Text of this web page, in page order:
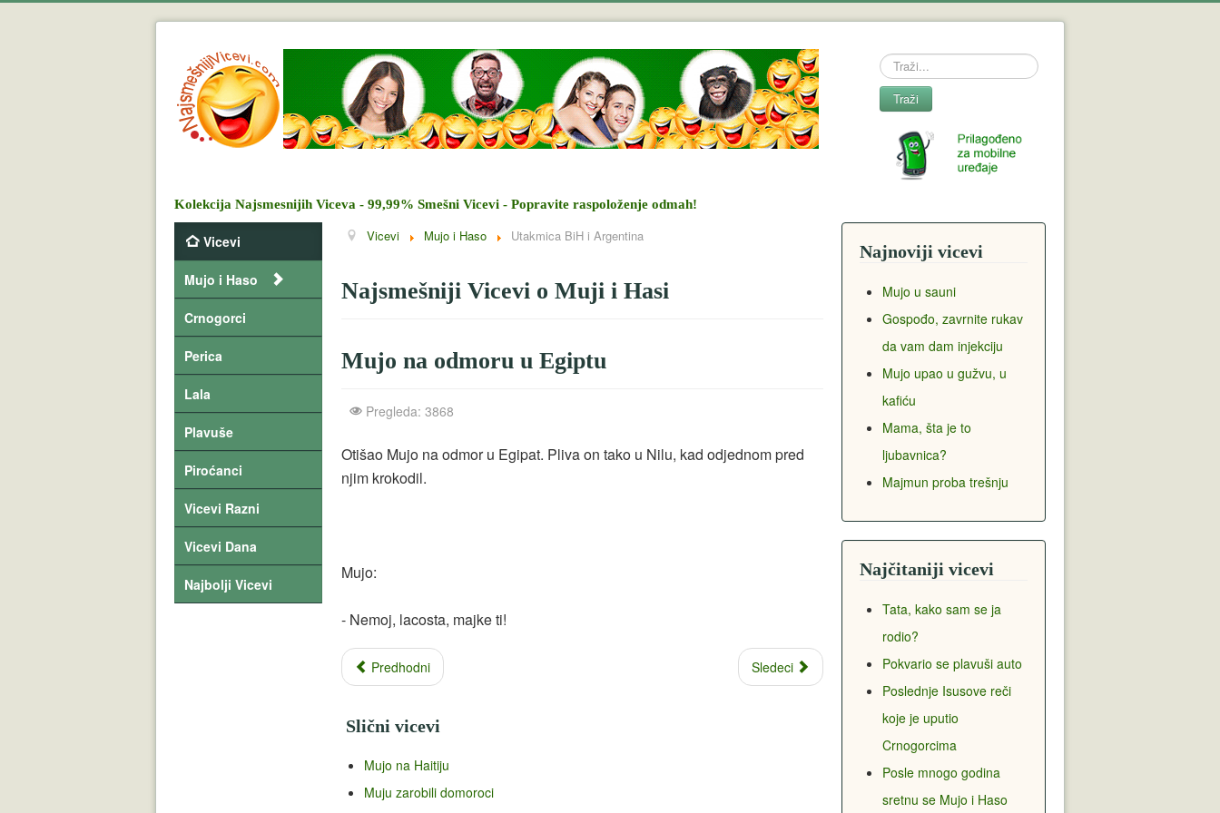
Search
Traži
Kolekcija Najsmesnijih Viceva - 99,99% Smešni Vicevi - Popravite raspoloženje odmah!
Vicevi
Mujo i Haso
Crnogorci
Perica
Lala
Plavuše
Piroćanci
Vicevi Razni
Vicevi Dana
Najbolji Vicevi
Vicevi Mujo i Haso Utakmica BiH i Argentina
Najsmešniji Vicevi o Muji i Hasi
Mujo na odmoru u Egiptu
Pregleda: 3868
Otišao Mujo na odmor u Egipat. Pliva on tako u Nilu, kad odjednom pred
njim krokodil.
Mujo:
- Nemoj, lacosta, majke ti!
Predhodni Sledeci
Slični vicevi
Mujo na Haitiju
Muju zarobili domoroci
Najnoviji vicevi
Mujo u sauni
Gospođo, zavrnite rukav
da vam dam injekciju
Mujo upao u gužvu, u
kafiću
Mama, šta je to
ljubavnica?
Majmun proba trešnju
Najčitaniji vicevi
Tata, kako sam se ja
rodio?
Pokvario se plavuši auto
Poslednje Isusove reči
koje je uputio
Crnogorcima
Posle mnogo godina
sretnu se Mujo i Haso